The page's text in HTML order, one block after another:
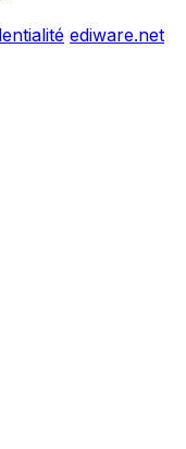
ediware.net